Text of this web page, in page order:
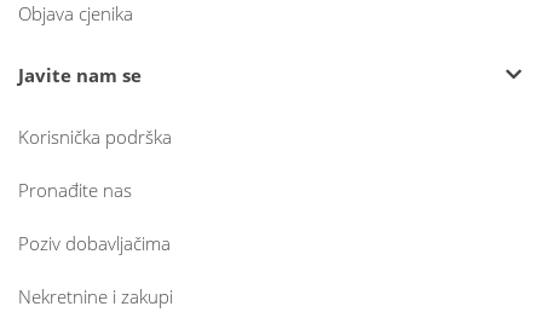
Objava cjenika
Javite nam se
Korisnička podrška
Pronađite nas
Poziv dobavljačima
Nekretnine i zakupi